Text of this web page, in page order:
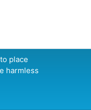
place
harmless